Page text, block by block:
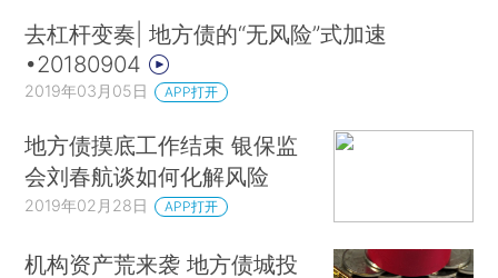
去杠杆变奏| 地方债的“无风险”式加速
•20180904
2019年03月05日 APP打开
地方债摸底工作结束 银保监
会刘春航谈如何化解风险
2019年02月28日 APP打开
机构资产荒来袭 地方债城投